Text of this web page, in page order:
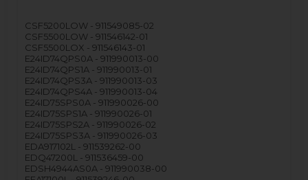
CSF5200LOW - 911549085-02
CSF5500LOW - 911546142-01
CSF5500LOX - 911546143-01
E24ID74QPS0A - 911990013-00
E24ID74QPS1A - 911990013-01
E24ID74QPS3A - 911990013-03
E24ID74QPS4A - 911990013-04
E24ID75SPS0A - 911990026-00
E24ID75SPS1A - 911990026-01
E24ID75SPS2A - 911990026-02
E24ID75SPS3A - 911990026-03
EDA917102L - 911539262-00
EDQ47200L - 911536459-00
EDSH4944AS0A - 911990038-00